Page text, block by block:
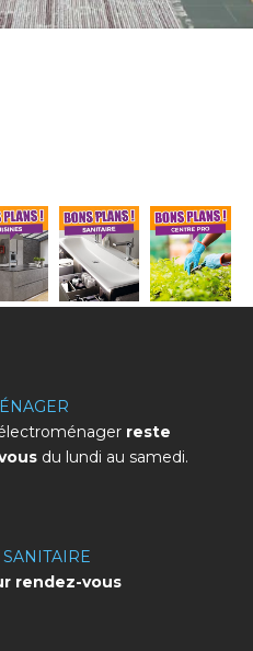
reste
du lundi au samedi.
rendez-vous